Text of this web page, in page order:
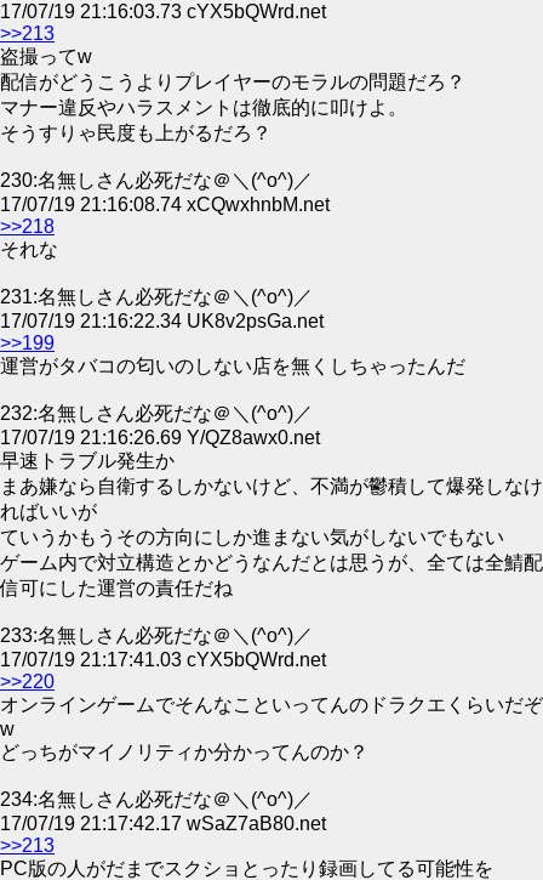
17/07/19 21:16:03.73 cYX5bQWrd.net
>>213
盗撮ってw
配信がどうこうよりプレイヤーのモラルの問題だろ？
マナー違反やハラスメントは徹底的に叩けよ。
そうすりゃ民度も上がるだろ？
230:名無しさん必死だな＠＼(^o^)／
17/07/19 21:16:08.74 xCQwxhnbM.net
>>218
それな
231:名無しさん必死だな＠＼(^o^)／
17/07/19 21:16:22.34 UK8v2psGa.net
>>199
運営がタバコの匂いのしない店を無くしちゃったんだ
232:名無しさん必死だな＠＼(^o^)／
17/07/19 21:16:26.69 Y/QZ8awx0.net
早速トラブル発生か
まあ嫌なら自衛するしかないけど、不満が鬱積して爆発しなけ
ればいいが
ていうかもうその方向にしか進まない気がしないでもない
ゲーム内で対立構造とかどうなんだとは思うが、全ては全鯖配
信可にした運営の責任だね
233:名無しさん必死だな＠＼(^o^)／
17/07/19 21:17:41.03 cYX5bQWrd.net
>>220
オンラインゲームでそんなこといってんのドラクエくらいだぞ
w
どっちがマイノリティか分かってんのか？
234:名無しさん必死だな＠＼(^o^)／
17/07/19 21:17:42.17 wSaZ7aB80.net
>>213
PC版の人がだまでスクショとったり録画してる可能性を